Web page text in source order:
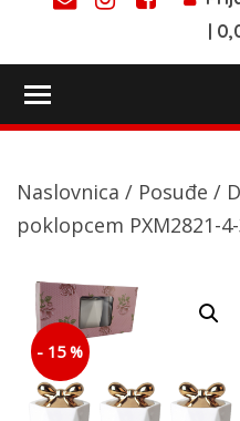
|
Naslovnica / Posuđe /
poklopcem PXM2821-
- 15 %